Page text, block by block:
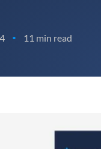
• 11 min read